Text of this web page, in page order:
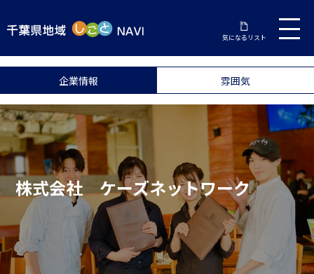
気になるリスト
企業情報 雰囲気
株式会社 ケーズネットワーク